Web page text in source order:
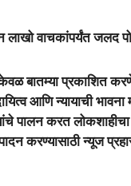
लाखो वाचकांपर्यंत जलद
बातम्या प्रकाशित
आणि न्यायाची
पालन करत
करण्यासाठी न्यूज